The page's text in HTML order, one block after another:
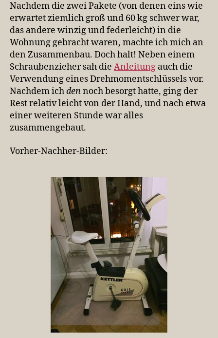
Nachdem die zwei Pakete (von denen eins wie
erwartet ziemlich groß und 60 kg schwer war,
das andere winzig und federleicht) in die
Wohnung gebracht waren, machte ich mich an
den Zusammenbau. Doch halt! Neben einem
Schraubenzieher sah die Anleitung auch die
Verwendung eines Drehmomentschlüssels vor.
Nachdem ichdennoch besorgt hatte, ging der
Rest relativ leicht von der Hand, und nach etwa
einer weiteren Stunde war alles
zusammengebaut.
Vorher-Nachher-Bilder: